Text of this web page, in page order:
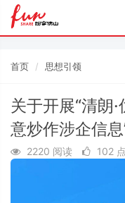
首页 思想引领
关于开展“清朗
意炒作涉企信
2220 阅读 102